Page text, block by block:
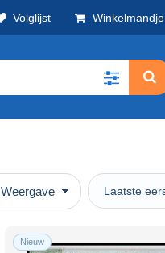
Volglijst Winkelmandje
Weergave
Nieuw